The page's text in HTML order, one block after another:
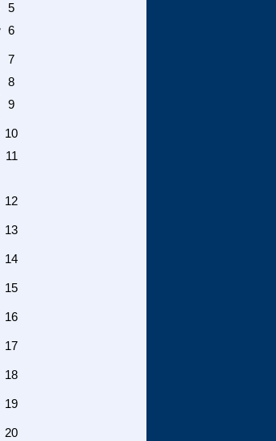
5
6
7
8
9
10
11
12
13
14
15
16
17
18
19
20